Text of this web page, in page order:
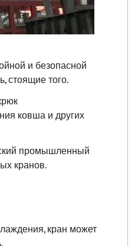
и безопасной
стоящие того.
ковша и других
промышленный
кранов.
кран может